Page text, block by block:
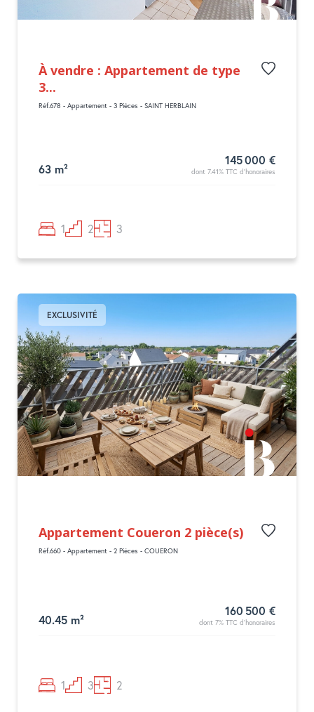
À vendre : Appartement de type
3...
Réf.678 - Appartement - 3 Pièces - SAINT HERBLAIN
63 m²
145 000 €
dont 7.41% TTC d'honoraires
1 2 3
EXCLUSIVITÉ
Appartement Coueron 2 pièce(s)
Réf.660 - Appartement - 2 Pièces - COUERON
40.45 m²
160 500 €
dont 7% TTC d'honoraires
1 3 2